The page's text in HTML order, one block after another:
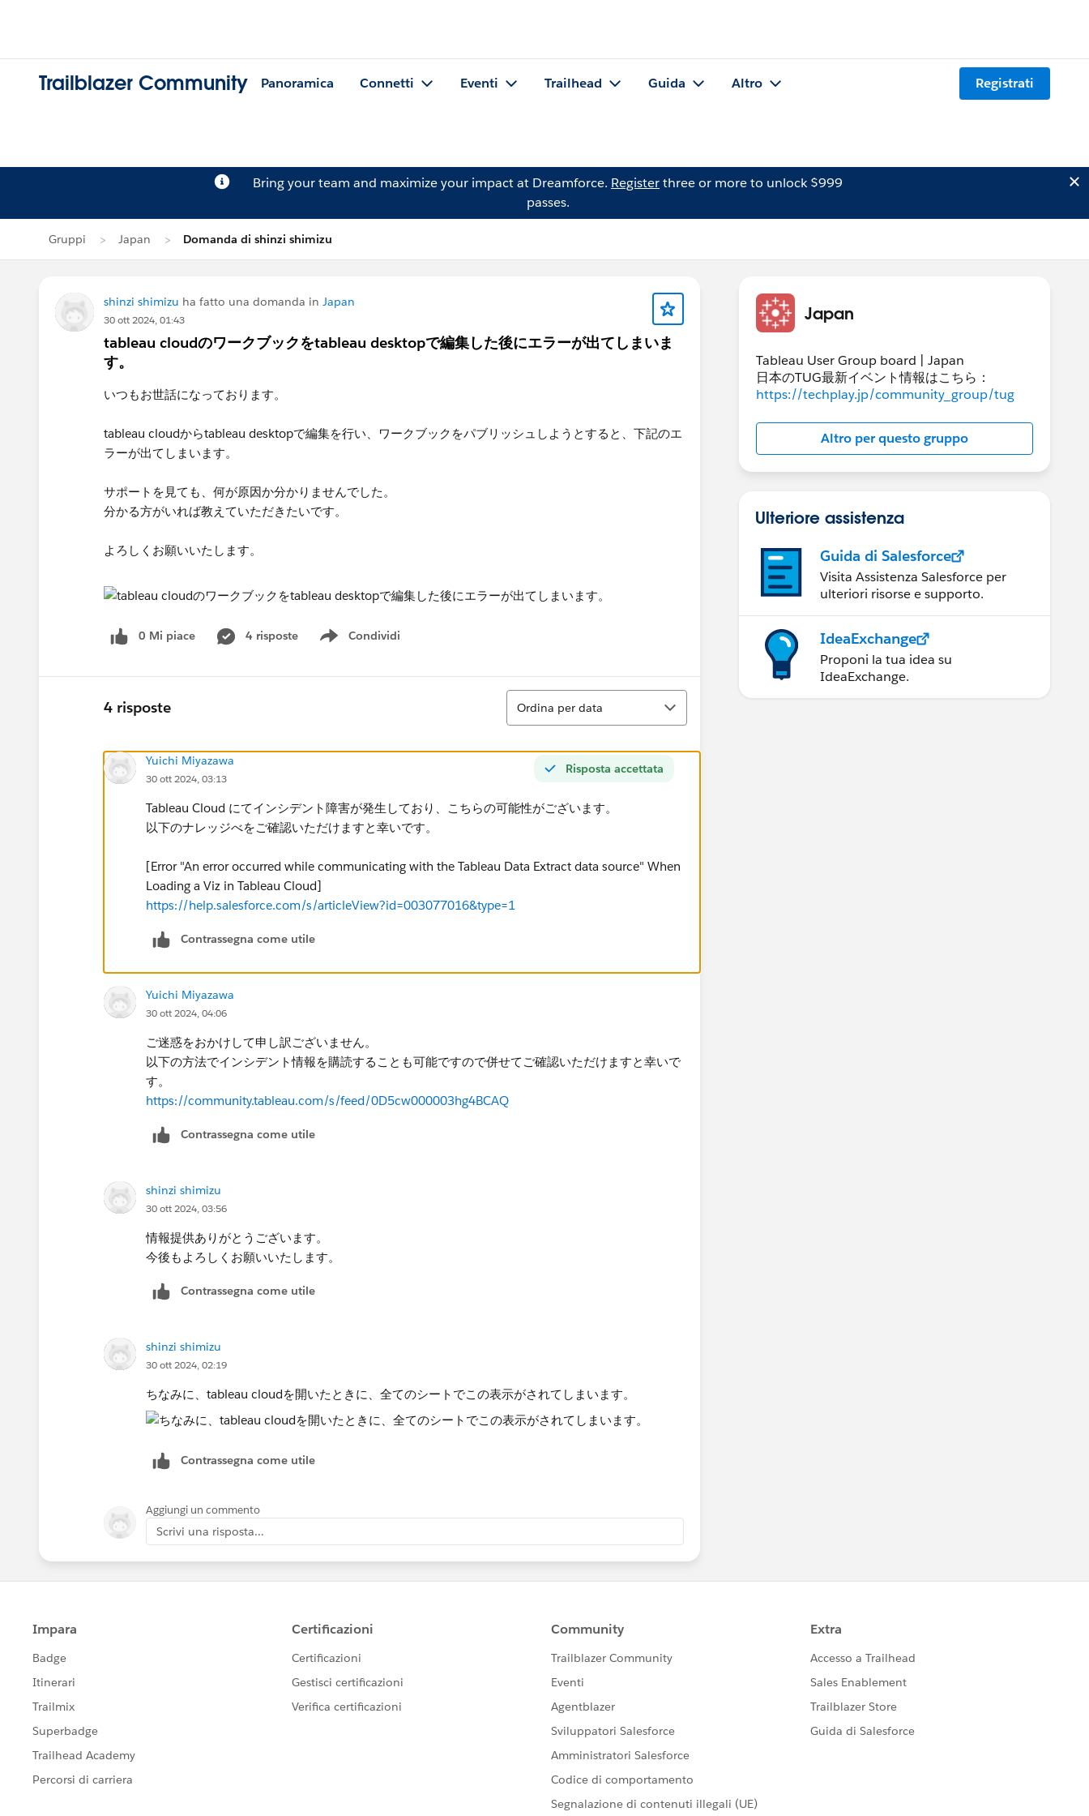
Trailblazer Community Panoramica Connetti Eventi Trailhead Guida Altro Registrati
Bring your team and maximize your impact at Dreamforce. Registerthree or more to unlock $999
passes.
Gruppi Japan Domanda di shinzi shimizu
shinzi shimizu ha fatto una domanda in Japan
30 ott 2024, 01:43
tableau cloudのワークブックをtableau desktopで編集した後にエラーが出てしまいま
す。
いつもお世話になっております。
tableau cloudからtableau desktopで編集を行い、ワークブックをパブリッシュしようとすると、下記のエ
ラーが出てしまいます。
サポートを見ても、何が原因か分かりませんでした。
分かる方がいれば教えていただきたいです。
よろしくお願いいたします。
0 Mi piace 4 risposte Condividi
Show menu
4 risposte
Ordina
Ordina per data
Risposta accettata
Yuichi Miyazawa
30 ott 2024, 03:13
Tableau Cloud にてインシデント障害が発生しており、こちらの可能性がございます。
以下のナレッジべをご確認いただけますと幸いです。
[Error "An error occurred while communicating with the Tableau Data Extract data source" When
Loading a Viz in Tableau Cloud]
https://help.salesforce.com/s/articleView?id=003077016&type=1
Contrassegna come utile
Yuichi Miyazawa
30 ott 2024, 04:06
ご迷惑をおかけして申し訳ございません。
以下の方法でインシデント情報を購読することも可能ですので併せてご確認いただけますと幸いで
す。
https://community.tableau.com/s/feed/0D5cw000003hg4BCAQ
Contrassegna come utile
shinzi shimizu
30 ott 2024, 03:56
情報提供ありがとうございます。
今後もよろしくお願いいたします。
Contrassegna come utile
shinzi shimizu
30 ott 2024, 02:19
ちなみに、tableau cloudを開いたときに、全てのシートでこの表示がされてしまいます。
Contrassegna come utile
Aggiungi un commento
Scrivi una risposta...
Japan
Tableau User Group board | Japan
日本のTUG最新イベント情報はこちら：
https://techplay.jp/community_group/tug
Altro per questo gruppo
Ulteriore assistenza
Guida di Salesforce
Visita Assistenza Salesforce per
ulteriori risorse e supporto.
IdeaExchange
Proponi la tua idea su
IdeaExchange.